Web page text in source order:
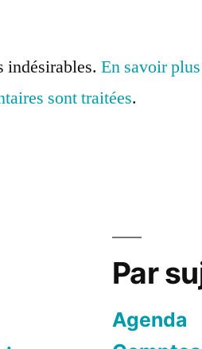
indésirables.En savoir
sont traitées.
Par
Agenda